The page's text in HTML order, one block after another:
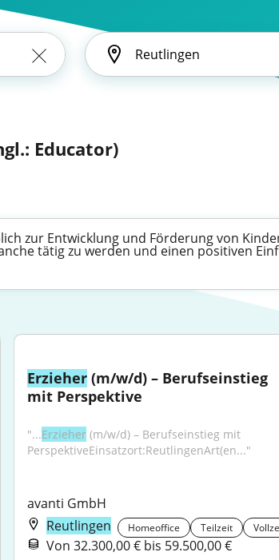
Educator)
zur Entwicklung und Förderung von
tätig zu werden und einen positiven
Erzieher (m/w/d) – Berufseinstieg
mit Perspektive
"...Erzieher (m/w/d) – Berufseinstieg mit
PerspektiveEinsatzort:ReutlingenArt(en..."
avanti GmbH
Reutlingen
Homeoffice Teilzeit
Von 32.300,00 € bis 59.500,00 €